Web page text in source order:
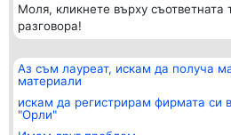
Моля, кликнете върху съответната
разговора!
Аз съм лауреат, искам да получа
материали
искам да регистрирам фирмата си
"Орли"
Организатор на
класиране
BulevardulAleea Timișul De
Sus Nr. 2, Bl. A30, Sc. A, Et.
Класация
всички